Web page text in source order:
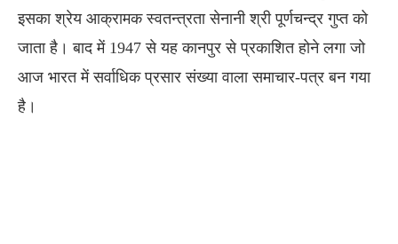
इसका श्रेय आक्रामक स्वतन्त्रता सेनानी श्री पूर्णचन्द्र गुप्त को
जाता है। बाद में 1947 से यह कानपुर से प्रकाशित होने लगा जो
आज भारत में सर्वाधिक प्रसार संख्या वाला समाचार-पत्र बन गया
है।